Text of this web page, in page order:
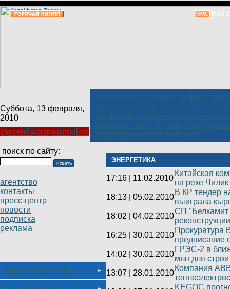
RSS
Суббота, 13 февраля,
2010
русскийқазақшаenglish
поиск по сайту:
агентство
контакты
пресс-центр
новости
подписка
реклама
ПРЕСС-МАТЕРИАЛЫ
ЭНЕРГЕТИКА
17:16 11.02.2010
Китайская
на реке Чилик
18:13
05.02.2010
В КР тендер
выиграла
18:02
04.02.2010
СП "Белкамит"
16:25
30.01.2010
Прокуратура
предписание
14:02
30.01.2010
ГРЭС-2 в
млн для
13:07
28.01.2010
Компания
KEGOC